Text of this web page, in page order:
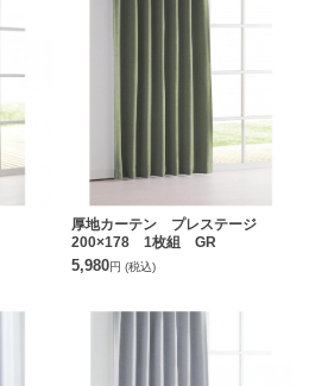
厚地カーテン プレステージ
200×178 1枚組 GR
5,980円 (税込)